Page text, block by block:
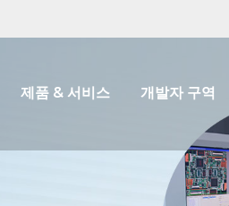
제품 & 서비스 개발자 구역